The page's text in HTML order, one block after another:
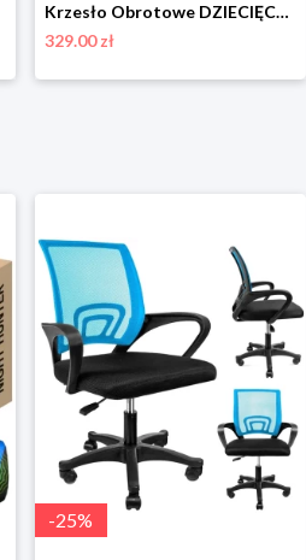
Krzesło Obrotowe DZIECIĘCE Mark Adler Junior 5.0 Pink 80 - 170 cm
329.00 zł
-25%